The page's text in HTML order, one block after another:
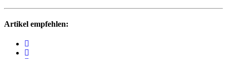
Artikel empfehlen: